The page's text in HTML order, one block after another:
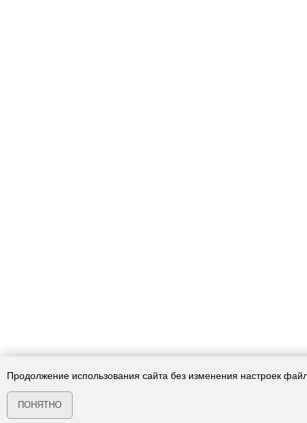
Продолжение использования сайта без изменения настроек
ПОНЯТНО